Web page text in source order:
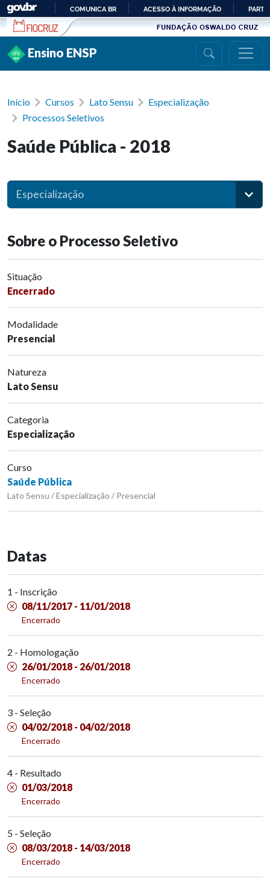
Ir para conteúdo
PARA
COMUNICA BR ACESSO À INFORMAÇÃO
Ensino ENSP
Início Cursos Lato Sensu
Especialização
Processos Seletivos
Saúde Pública - 2018
Especialização
Sobre o Processo Seletivo
Situação
Encerrado
Modalidade
Presencial
Natureza
Lato Sensu
Categoria
Especialização
Curso
Saúde Pública
Lato Sensu / Especialização / Presencial
Datas
1 - Inscrição
08/11/2017 - 11/01/2018
Encerrado
2 - Homologação
26/01/2018 - 26/01/2018
Encerrado
3 - Seleção
04/02/2018 - 04/02/2018
Encerrado
4 - Resultado
01/03/2018
Encerrado
5 - Seleção
08/03/2018 - 14/03/2018
Encerrado